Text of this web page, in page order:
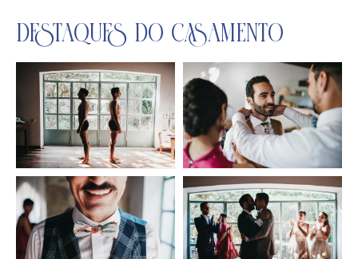
Destaques do Casamento